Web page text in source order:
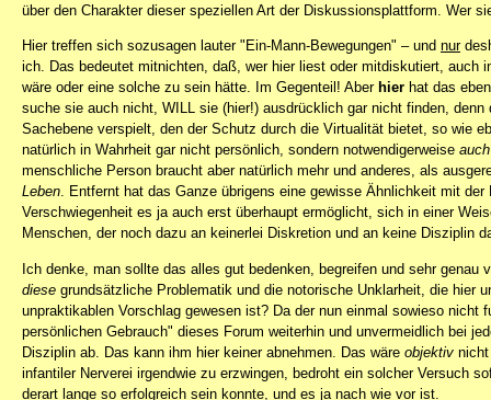
über den Charakter dieser speziellen Art der Diskussionsplattform. Wer
Hier treffen sich sozusagen lauter "Ein-Mann-Bewegungen" – und nur
ich. Das bedeutet mitnichten, daß, wer hier liest oder mitdiskutiert, auch
wäre oder eine solche zu sein hätte. Im Gegenteil! Aber hier hat das
suche sie auch nicht, WILL sie (hier!) ausdrücklich gar nicht finden,
Sachebene verspielt, den der Schutz durch die Virtualität bietet, so wie
natürlich in Wahrheit gar nicht persönlich, sondern notwendigerweise auch
menschliche Person braucht aber natürlich mehr und anderes, als
Leben. Entfernt hat das Ganze übrigens eine gewisse Ähnlichkeit mit
Verschwiegenheit es ja auch erst überhaupt ermöglicht, sich in einer
Menschen, der noch dazu an keinerlei Diskretion und an keine Disziplin
Ich denke, man sollte das alles gut bedenken, begreifen und sehr genau
diese grundsätzliche Problematik und die notorische Unklarheit, die hier
unpraktikablen Vorschlag gewesen ist? Da der nun einmal sowieso nicht
persönlichen Gebrauch" dieses Forum weiterhin und unvermeidlich bei
Disziplin ab. Das kann ihm hier keiner abnehmen. Das wäre objektiv
infantiler Nerverei irgendwie zu erzwingen, bedroht ein solcher Versuch
derart lange so erfolgreich sein konnte, und es ja nach wie vor ist.